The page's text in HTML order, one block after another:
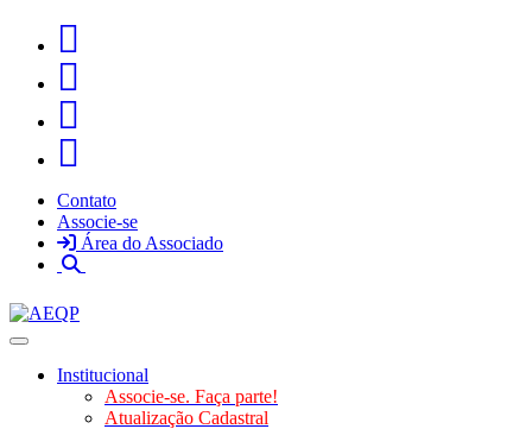
Contato
Associe-se
Área do Associado
Toggle navigation
Institucional
Associe-se. Faça parte!
Atualização Cadastral